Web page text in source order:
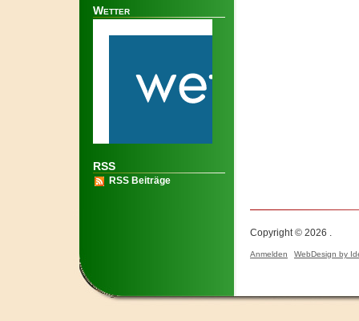
Wetter
RSS
RSS Beiträge
Copyright © 2026 .
Anmelden WebDesign by